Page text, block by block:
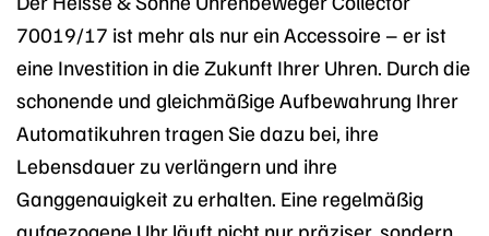
70019/17 ist mehr als nur ein Accessoire – er ist
eine Investition in die Zukunft Ihrer Uhren. Durch die
schonende und gleichmäßige Aufbewahrung Ihrer
Automatikuhren tragen Sie dazu bei, ihre
Lebensdauer zu verlängern und ihre
Ganggenauigkeit zu erhalten. Eine regelmäßig
aufgezogene Uhr läuft nicht nur präziser, sondern